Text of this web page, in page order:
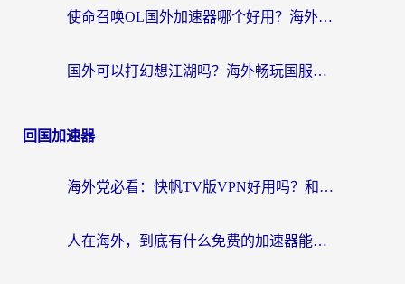
使命召唤OL国外加速器哪个好用？海外玩家亲测的国服游戏加速终极指南
国外可以打幻想江湖吗？海外畅玩国服游戏的终极指南
回国加速器
海外党必看：快帆TV版VPN好用吗？和Easyback VPN对比哪个回国效果更好？附2026真实测评
人在海外，到底有什么免费的加速器能让我安心追剧打游戏？